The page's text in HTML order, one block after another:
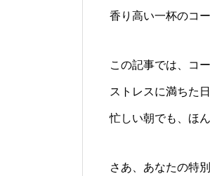
香り高い一杯のコ
この記事では、コ
ストレスに満ちた
忙しい朝でも、ほ
さあ、あなたの特